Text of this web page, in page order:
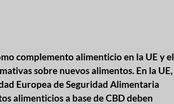
complemento alimenticio en la UE y el
sobre nuevos alimentos. En la UE,
Europea de Seguridad Alimentaria
alimenticios a base de CBD deben